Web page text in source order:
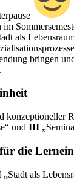
im
als
bringen
konzeptioneller
und III
die
„Stadt als